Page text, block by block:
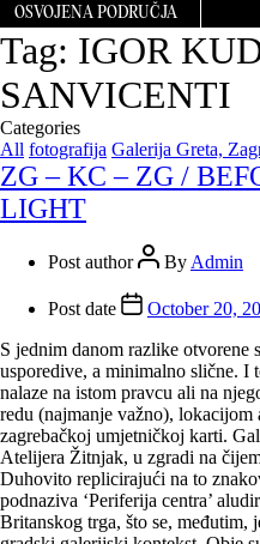
OSVOJENA PODRUČJA
Tag: IGOR
SANVICENTI
Categories
All fotografija Galerija Greta,
ZG – KC – ZG /
LIGHT
Post author By Admin
Post date
October 20,
S jednim danom razlike otvorene
usporedive, a minimalno slične. I
nalaze na istom pravcu ali na
redu (najmanje važno),
zagrebačkoj umjetničkoj karti.
Atelijera Žitnjak, u zgradi na
Duhovito replicirajući na to
podnaziva ‘Periferija centra’
Britanskog trga, što se, međutim,